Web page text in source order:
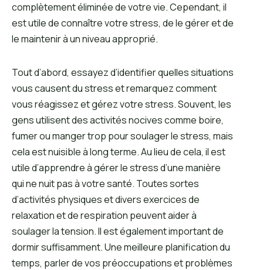
complètement éliminée de votre vie. Cependant, il
est utile de connaître votre stress, de le gérer et de
le maintenir à un niveau approprié.
Tout d’abord, essayez d’identifier quelles situations
vous causent du stress et remarquez comment
vous réagissez et gérez votre stress. Souvent, les
gens utilisent des activités nocives comme boire,
fumer ou manger trop pour soulager le stress, mais
cela est nuisible à long terme. Au lieu de cela, il est
utile d’apprendre à gérer le stress d’une manière
qui ne nuit pas à votre santé. Toutes sortes
d’activités physiques et divers exercices de
relaxation et de respiration peuvent aider à
soulager la tension. Il est également important de
dormir suffisamment. Une meilleure planification du
temps, parler de vos préoccupations et problèmes